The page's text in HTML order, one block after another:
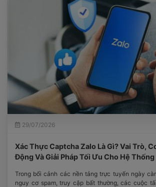
29/07/2026
Xác Thực Captcha Zalo Là Gì? Vai Trò,
Động Và Giải Pháp Tối Ưu Cho Hệ
Trong bối cảnh các nền tảng trực tuyến ngày
nguy cơ spam, truy cập bất thường, các cuộc